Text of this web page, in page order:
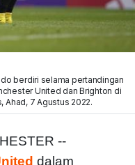
berdiri selama pertandingan
United dan Brighton di
Ahad, 7 Agustus 2022.
--
dalam